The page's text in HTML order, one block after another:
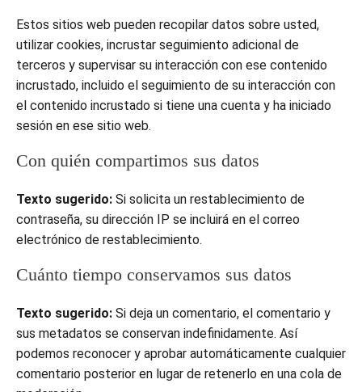
Estos sitios web pueden recopilar datos sobre usted,
utilizar cookies, incrustar seguimiento adicional de
terceros y supervisar su interacción con ese contenido
incrustado, incluido el seguimiento de su interacción con
el contenido incrustado si tiene una cuenta y ha iniciado
sesión en ese sitio web.
Con quién compartimos sus datos
Texto sugerido: Si solicita un restablecimiento de
contraseña, su dirección IP se incluirá en el correo
electrónico de restablecimiento.
Cuánto tiempo conservamos sus datos
Texto sugerido: Si deja un comentario, el comentario y
sus metadatos se conservan indefinidamente. Así
podemos reconocer y aprobar automáticamente cualquier
comentario posterior en lugar de retenerlo en una cola de